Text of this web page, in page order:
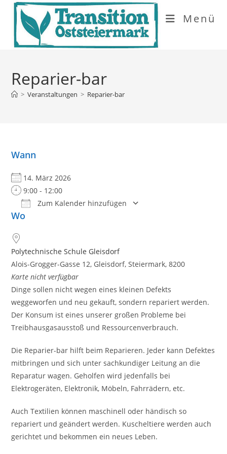
Zum
springen
Menü
Reparier-bar
> Veranstaltungen > Reparier-bar
Wann
14. März 2026
9:00 - 12:00
Zum Kalender hinzufügen
Wo
Polytechnische Schule Gleisdorf
Alois-Grogger-Gasse 12, Gleisdorf, Steiermark, 8200
Karte nicht verfügbar
Dinge sollen nicht wegen eines kleinen Defekts
weggeworfen und neu gekauft, sondern repariert werden.
Der Konsum ist eines unserer großen Probleme bei
Treibhausgasausstoß und Ressourcenverbrauch.
Die Reparier-bar hilft beim Reparieren. Jeder kann Defektes
mitbringen und sich unter sachkundiger Leitung an die
Reparatur wagen. Geholfen wird jedenfalls bei
Elektrogeräten, Elektronik, Möbeln, Fahrrädern, etc.
Auch Textilien können maschinell oder händisch so
repariert und geändert werden. Kuscheltiere werden auch
gerichtet und bekommen ein neues Leben.